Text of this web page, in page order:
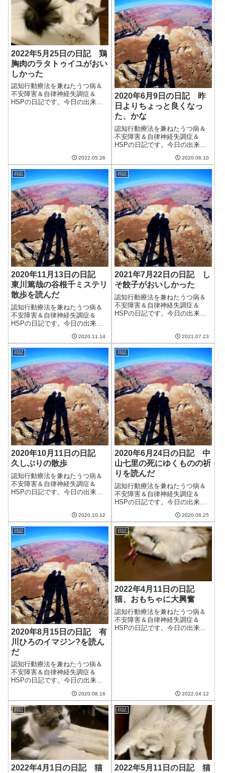
も、明日からもしばらく雨で涼
しいらしい。今年...
2022年5月25日の日記 鶏
胸肉のラタトゥイユがおい
しかった
認知行動療法を兼ねたうつ病＆
不安障害＆自律神経失調症＆
HSPの日記です。今日の出来事
2022.05.26
2020年6月9日の日記 昨
日よりちょっと良くなっ
た、かな
認知行動療法を兼ねたうつ病＆
不安障害＆自律神経失調症＆
HSPの日記です。今日の出来事
おかげか、飲まなかったときよ
りも寝れた気がする。おかげで
日中も昨日より調子が良かっ
た。やはり睡眠が取れないと調
子が悪くなる。午前...
2020.06.10
日記
2020年11月13日の日記
東川篤哉の谷根千ミステリ
散歩を読んだ
認知行動療法を兼ねたうつ病＆
不安障害＆自律神経失調症＆
HSPの日記です。今日の出来事
り比較的過ごしやすい一日だっ
た。この先一週間は暖かい日が
続くらしい。一か月予報も平年
より暖かいとのことだったの
で、今年は暖冬なの...
2020.11.14
日記
2021年7月22日の日記 し
そ餃子がおいしかった
認知行動療法を兼ねたうつ病＆
不安障害＆自律神経失調症＆
HSPの日記です。今日の出来事
った。家の中にいる分にはクー
ラーをつけているので涼しいの
だけど、一歩外に出るとまさに
真夏。セミも盛大...
2021.07.23
日記
2020年10月11日の日記
久しぶりの散歩
認知行動療法を兼ねたうつ病＆
不安障害＆自律神経失調症＆
HSPの日記です。今日の出来事
り。すっきり晴れるとはいかな
い。それでもしばらく雨続きだ
ったので、やんでくれるのはう
れしい。また早く秋...
2020.10.12
日記
2020年6月24日の日記 中
山七里の死にゆくものの祈
りを読んだ
認知行動療法を兼ねたうつ病＆
不安障害＆自律神経失調症＆
HSPの日記です。今日の出来事
報だったが、結局一日中天気は
いまいちだった。肌寒くもあり
あまりうれしくない天気。午前
中は妻が図書館に本を借りに行
ってくれる。よう...
2020.06.25
日記
2020年8月15日の日記 有
川ひろのイマジン?を読ん
だ
認知行動療法を兼ねたうつ病＆
不安障害＆自律神経失調症＆
HSPの日記です。今日の出来事
の暑さ。しょうがないので一日
中家に引きこもった。まあ、そ
れがなくても基本ひきこもりな
わけですが。。。暑さのせいな
のかなんなのか...
2020.08.16
日記
2022年4月11日の日記
猫、おもちゃに大興奮
認知行動療法を兼ねたうつ病＆
不安障害＆自律神経失調症＆
HSPの日記です。今日の出来事
2022.04.12
日記
2022年4月1日の日記 猫
日記
2022年5月11日の日記 猫